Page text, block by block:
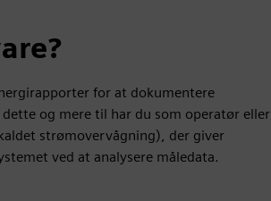
for at dokumentere
og mere til har du som operatør eller
strømovervågning), der giver
ved at analysere måledata.